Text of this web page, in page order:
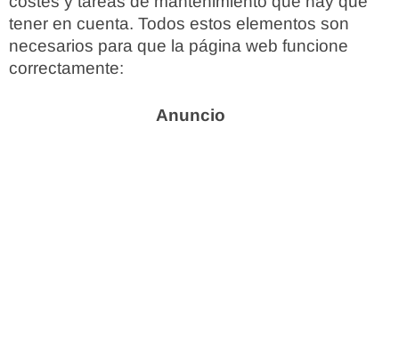
tener en cuenta. Todos estos elementos son
necesarios para que la página web funcione
correctamente: